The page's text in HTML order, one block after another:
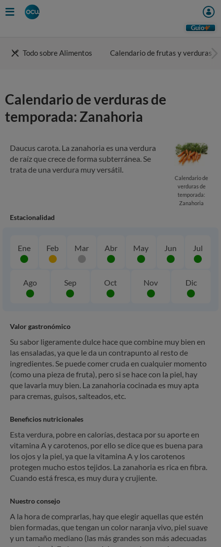
to
Guio
Todo sobre Alimentos Calendario de frutas y verduras
Calendario de verduras de
temporada: Zanahoria
Daucus carota. La zanahoria es una verdura
de raíz que crece de forma subterránea. Se
trata de una verdura muy versátil.
Calendario de
verduras de
temporada:
Zanahoria
Estacionalidad
Ene Feb Mar Abr May Jun Jul
Ago Sep Oct Nov Dic
Valor gastronómico
Su sabor ligeramente dulce hace que combine muy bien en
las ensaladas, ya que le da un contrapunto al resto de
ingredientes. Se puede comer cruda en cualquier momento
(como una pieza de fruta), pero si se hace con la piel, hay
que lavarla muy bien. La zanahoria cocinada es muy apta
para cremas, guisos, salteados, etc.
Beneficios nutricionales
Esta verdura, pobre en calorías, destaca por su aporte en
vitamina A y carotenos, por ello se dice que es buena para
los ojos y la piel, ya que la vitamina A y los carotenos
protegen mucho estos tejidos. La zanahoria es rica en fibra.
Cuando está fresca, es muy dura y crujiente.
Nuestro consejo
A la hora de comprarlas, hay que elegir aquellas que estén
bien formadas, que tengan un color naranja vivo, piel suave
y un tamaño mediano (las más grandes son más adecuadas